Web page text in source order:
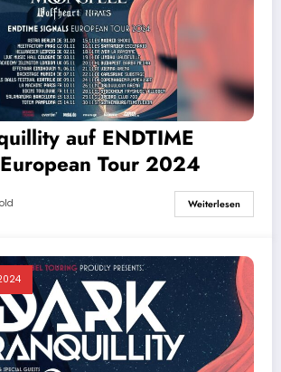
auf ENDTIME
Tour 2024
Weiterlesen